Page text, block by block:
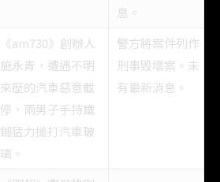
息。
《am730》創辦人
施永青，遭遇不明
來歷的汽車惡意截
停，兩男子手持鐵
鎚猛力搥打汽車玻
璃。
警方將案件列作
刑事毁壞案。未
有最新消息。